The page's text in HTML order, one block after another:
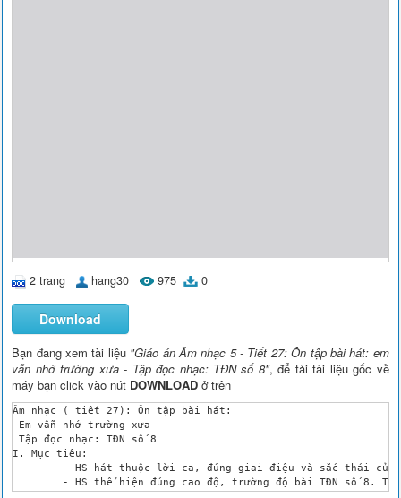
2 trang hang30 975 0
Download
Bạn đang xem tài liệu "Giáo án Âm nhạc 5 - Tiết 27: Ôn tập bài hát: em
vẫn nhớ trường xưa - Tập đọc nhạc: TĐN số 8", để tải tài liệu gốc về
máy bạn click vào nút DOWNLOAD ở trên
Âm nhạc ( tiết 27): Ôn tập bài hát:
Em vẫn nhớ trường xưa
Tập đọc nhạc: TĐN số 8
I. Mục tiêu: